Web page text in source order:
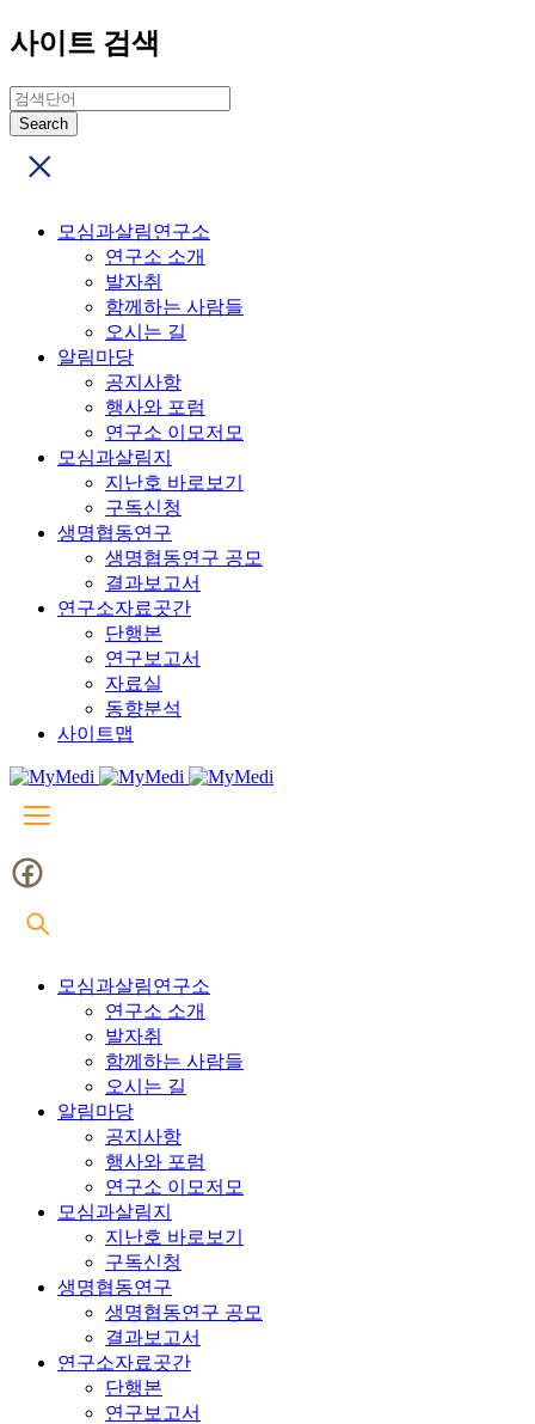
사이트 검색
모심과살림연구소
연구소 소개
발자취
함께하는 사람들
오시는 길
알림마당
공지사항
행사와 포럼
연구소 이모저모
모심과살림지
지난호 바로보기
구독신청
생명협동연구
생명협동연구 공모
결과보고서
연구소자료곳간
단행본
연구보고서
자료실
동향분석
사이트맵
모심과살림연구소
연구소 소개
발자취
함께하는 사람들
오시는 길
알림마당
공지사항
행사와 포럼
연구소 이모저모
모심과살림지
지난호 바로보기
구독신청
생명협동연구
생명협동연구 공모
결과보고서
연구소자료곳간
단행본
연구보고서